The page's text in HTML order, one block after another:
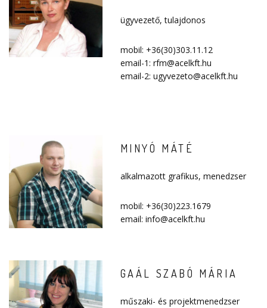
ügyvezető, tulajdonos
mobil: +36(30)303.11.12
email-1: rfm@acelkft.hu
email-2: ugyvezeto@acelkft.hu
MINYÓ MÁTÉ
alkalmazott grafikus, menedzser
mobil: +36(30)223.1679
email: info@acelkft.hu
GAÁL SZABÓ MÁRIA
műszaki- és projektmenedzser